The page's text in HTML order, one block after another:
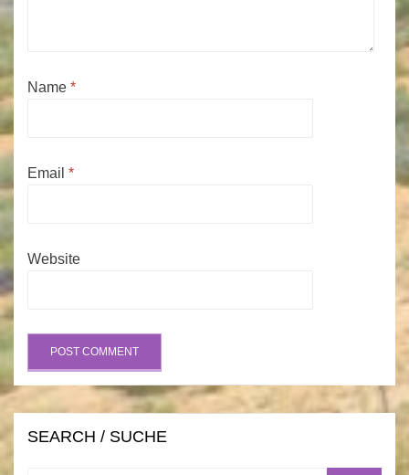
Name *
Email *
Website
SEARCH / SUCHE